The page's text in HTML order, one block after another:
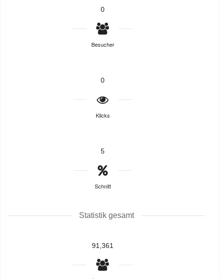
0
Besucher
0
Klicks
5
Schnitt
Statistik gesamt
91,361